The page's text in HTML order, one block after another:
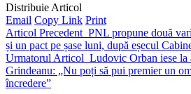
Distribuie Articol
Email Copy Link Print
Articol Precedent PNL propune două
și un pact pe șase luni, după eșecul
Urmatorul Articol Ludovic Orban iese
Grindeanu: „Nu poți să pui premier un
încredere”